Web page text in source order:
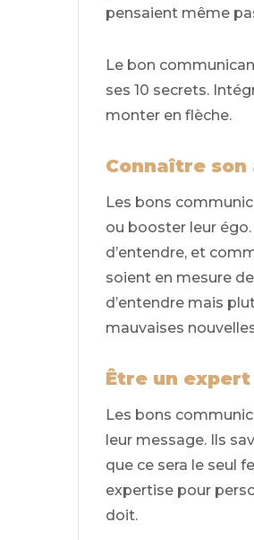
pensaient même
Le bon
ses 10 secrets.
monter en flèche.
Connaître son
Les bons
ou booster leur
d’entendre, et
soient en mesure
d’entendre mais
mauvaises
Être un
Les bons
leur message. Ils
que ce sera le seul
expertise pour
doit.